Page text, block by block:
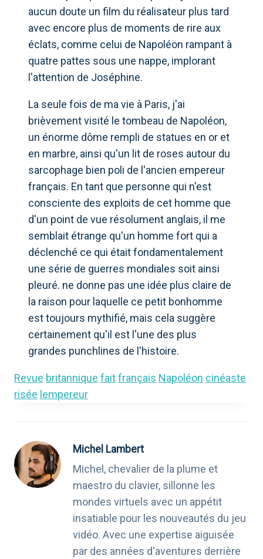
aucun doute un film du réalisateur plus tard
avec encore plus de moments de rire aux
éclats, comme celui de Napoléon rampant à
quatre pattes sous une nappe, implorant
l'attention de Joséphine.
La seule fois de ma vie à Paris, j'ai
brièvement visité le tombeau de Napoléon,
un énorme dôme rempli de statues en or et
en marbre, ainsi qu'un lit de roses autour du
sarcophage bien poli de l'ancien empereur
français. En tant que personne qui n'est
consciente des exploits de cet homme que
d'un point de vue résolument anglais, il me
semblait étrange qu'un homme fort qui a
déclenché ce qui était fondamentalement
une série de guerres mondiales soit ainsi
pleuré. ne donne pas une idée plus claire de
la raison pour laquelle ce petit bonhomme
est toujours mythifié, mais cela suggère
certainement qu'il est l'une des plus
grandes punchlines de l'histoire.
Revue britannique faitfrançais Napoléon cinéaste
risée lempereur
Michel Lambert
Michel, chevalier de la plume et
maestro du clavier, sillonne les
mondes virtuels avec un appétit
insatiable pour les nouveautés du jeu
vidéo. Avec une expertise aiguisée
par des années d'aventures derrière